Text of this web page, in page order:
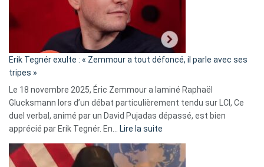
«
C’est
fake
news
»
Erik Tegnér exulte : « Zemmour a tout défoncé, il parle avec ses
tripes »
Le 18 novembre 2025, Éric Zemmour a laminé Raphaël
Glucksmann lors d’un débat particulièrement tendu sur LCI, Ce
duel verbal, animé par un David Pujadas dépassé, est bien
apprécié par Erik Tegnér. En…
Lire la suite
Tegnér